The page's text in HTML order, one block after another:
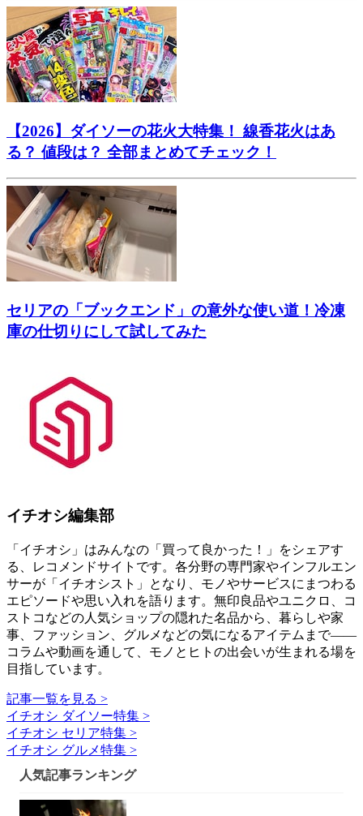
【2026】ダイソーの花火大特集！ 線香花火はあ
る？ 値段は？ 全部まとめてチェック！
セリアの「ブックエンド」の意外な使い道！冷凍
庫の仕切りにして試してみた
イチオシ編集部
「イチオシ」はみんなの「買って良かった！」をシェアす
る、レコメンドサイトです。各分野の専門家やインフルエン
サーが「イチオシスト」となり、モノやサービスにまつわる
エピソードや思い入れを語ります。無印良品やユニクロ、コ
ストコなどの人気ショップの隠れた名品から、暮らしや家
事、ファッション、グルメなどの気になるアイテムまで――
コラムや動画を通して、モノとヒトの出会いが生まれる場を
目指しています。
記事一覧を見る >
イチオシ ダイソー特集 >
イチオシ セリア特集 >
イチオシ グルメ特集 >
人気記事ランキング